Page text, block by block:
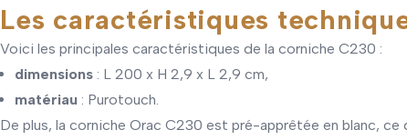
Les caractéristiques
Voici les principales caractéristiques de la corniche C230 :
dimensions : L 200 x H 2,9 x L 2,9 cm,
matériau : Purotouch.
De plus, la corniche Orac C230 est pré-apprêtée en blanc,